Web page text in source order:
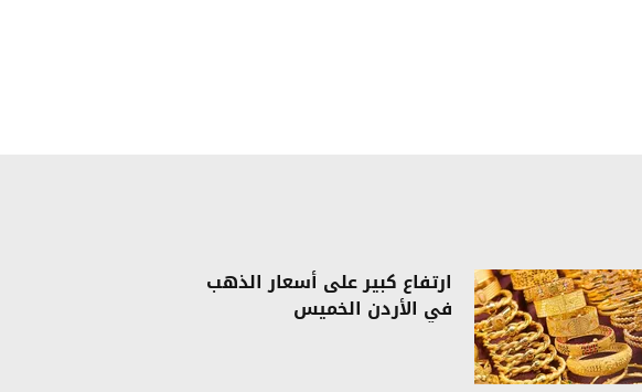
ارتفاع كبير على أسعار الذهب
في الأردن الخميس